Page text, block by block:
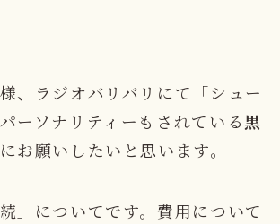
、ラジオバリバリにて「シュー
ーソナリティーもされている黒
お願いしたいと思います。
」についてです。費用について